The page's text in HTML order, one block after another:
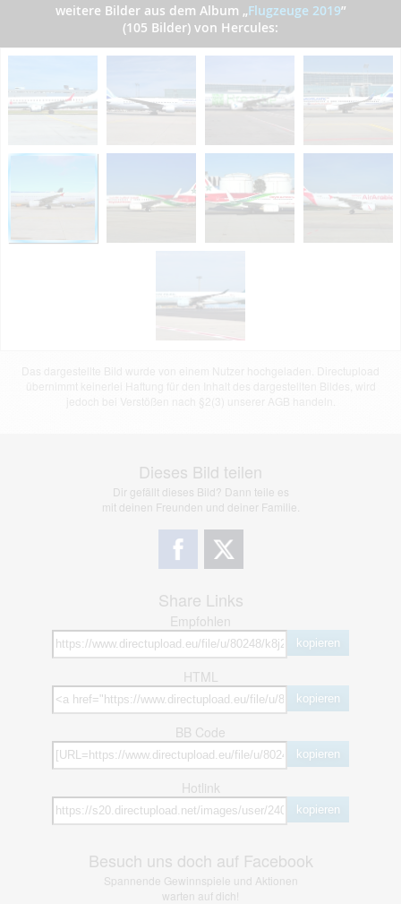
weitere Bilder aus dem Album „Flugzeuge 2019”
(105 Bilder) von Hercules:
Dieses Bild teilen
Dir gefällt dieses Bild? Dann teile es
mit deinen Freunden und deiner Familie.
Share Links
Empfohlen
kopieren
HTML
kopieren
BB Code
kopieren
Hotlink
kopieren
Besuch uns doch auf Facebook
Spannende Gewinnspiele und Aktionen
warten auf dich!